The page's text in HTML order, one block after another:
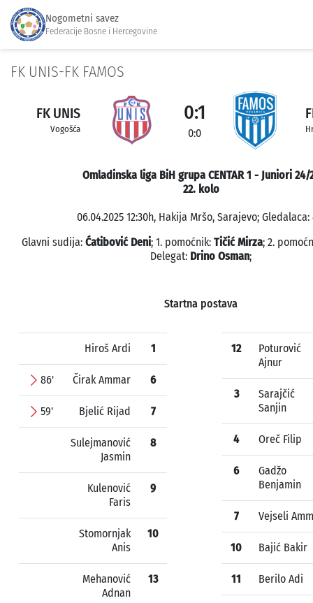
Nogometni savez
Federacije Bosne i Hercegovine
FK UNIS-FK FAMOS
FK UNIS
Vogošća
0:1
0:0
Omladinska liga BiH grupa CENTAR 1 - Juniori 24/
22. kolo
06.04.2025 12:30h, Hakija Mršo, Sarajevo; Gledalaca:
Glavni sudija: Ćatibović Deni; 1. pomoćnik: Tičić Mirza; 2.
Delegat: Drino Osman;
Startna postava
Hiroš Ardi 1
86' Čirak Ammar 6
59' Bjelić Rijad 7
Sulejmanović
Jasmin
8
Kulenović
Faris
9
Stomornjak
Anis
10
Mehanović
Adnan
13
12
Poturović
Ajnur
3
Sarajčić
Sanjin
4 Oreč Filip
6
Gadžo
Benjamin
7 Vejseli
10 Bajić Bakir
11 Berilo Adi